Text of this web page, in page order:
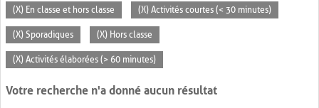
(X) En classe et hors classe (X) Activités courtes (< 30 minutes)
(X) Sporadiques (X) Hors classe
(X) Activités élaborées (> 60 minutes)
Votre recherche n'a donné aucun résultat